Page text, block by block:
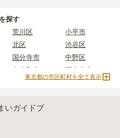
探す
荒川区
小平市
北区
渋谷区
国分寺市
中野区
東大和市
西東京市
府中市
東京都の市区町村を全て表示